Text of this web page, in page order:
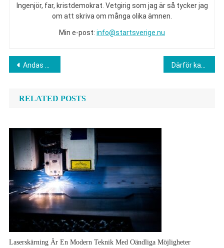
Ingenjör, far, kristdemokrat. Vetgirig som jag är så tycker jag
om att skriva om många olika ämnen.
Min e-post: info@startsverige.nu
Inläggsnavigering
Andas bättre, må bättre – vad som faktiskt händer i kroppen under andningsövningar
RELATED POSTS
Laserskärning Är En Modern Teknik Med Oändliga Möjligheter